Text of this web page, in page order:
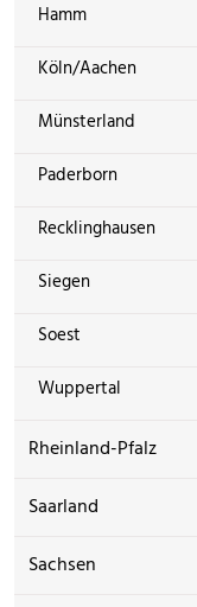
Hamm
Köln/Aachen
Münsterland
Paderborn
Recklinghausen
Siegen
Soest
Wuppertal
Rheinland-Pfalz
Saarland
Sachsen